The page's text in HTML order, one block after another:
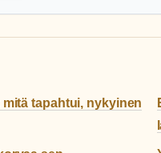
tapahtui, nykyinen